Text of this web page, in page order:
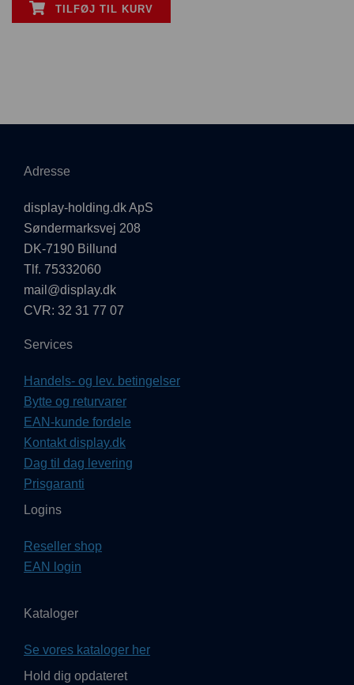
TILFØJ TIL KURV
Adresse
display-holding.dk ApS
Søndermarksvej 208
DK-7190 Billund
Tlf. 75332060
mail@display.dk
CVR: 32 31 77 07
Services
Handels- og lev. betingelser
Bytte og returvarer
EAN-kunde fordele
Kontakt display.dk
Dag til dag levering
Prisgaranti
Logins
Reseller shop
EAN login
Kataloger
Se vores kataloger her
Hold dig opdateret